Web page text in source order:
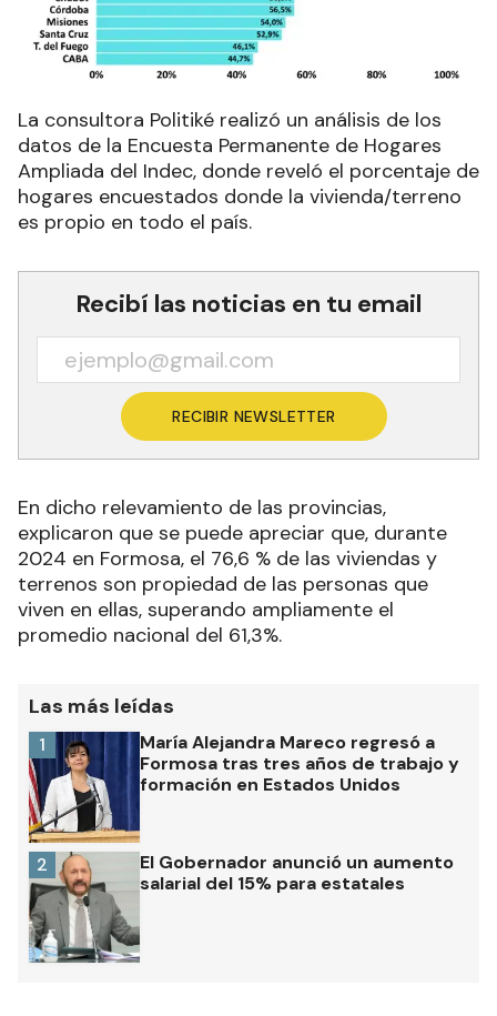
La consultora Politiké realizó un análisis de los
datos de la Encuesta Permanente de Hogares
Ampliada del Indec, donde reveló el porcentaje de
hogares encuestados donde la vivienda/terreno
es propio en todo el país.
Recibí las noticias en tu email
RECIBIR NEWSLETTER
En dicho relevamiento de las provincias,
explicaron que se puede apreciar que, durante
2024 en Formosa, el 76,6 % de las viviendas y
terrenos son propiedad de las personas que
viven en ellas, superando ampliamente el
promedio nacional del 61,3%.
Las más leídas
María Alejandra Mareco regresó a
Formosa tras tres años de trabajo y
formación en Estados Unidos
1
El Gobernador anunció un aumento
salarial del 15% para estatales
2